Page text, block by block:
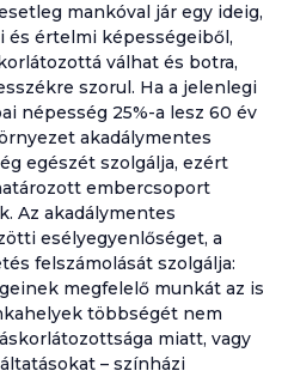
mankóval jár egy ideig,
és értelmi képességeiből,
válhat és botra,
szorul. Ha a jelenlegi
népesség 25%-a lesz 60 év
akadálymentes
egészét szolgálja, ezért
embercsoport
Az akadálymentes
esélyegyenlőséget, a
felszámolását szolgálja:
megfelelő munkát az is
többségét nem
miatt, vagy
– színházi